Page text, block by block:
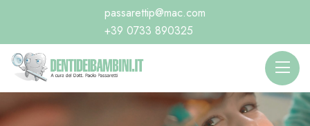
passarettip@mac.com
+39 0733 890325